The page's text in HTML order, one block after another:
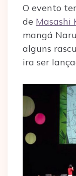
O evento
de Masashi
mangá
alguns
ira ser